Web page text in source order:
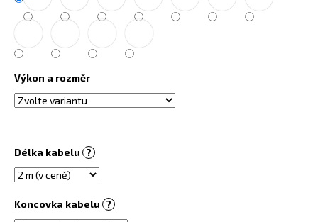
Výkon a rozměr
Délka kabelu ?
Koncovka kabelu ?
D
o
o
r
u
e
e